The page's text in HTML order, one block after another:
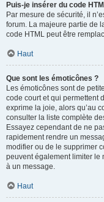
Puis-je insérer du code
Par mesure de sécurité, il
forum. La majeure partie de
code HTML peut être
Haut
Que sont les émoticônes ?
Les émoticônes sont de
code court et qui permettent
exprime la joie, alors qu’au
consulter la liste complète
Essayez cependant de ne
rapidement rendre un
modifier ou de le supprimer
peuvent également limiter le
à un message.
Haut